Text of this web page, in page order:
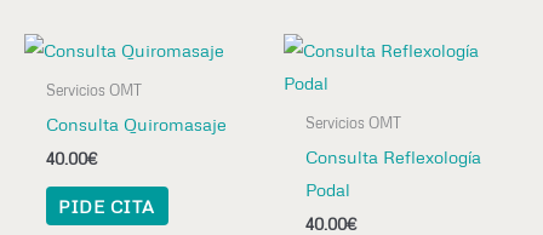
Servicios OMT
Consulta Quiromasaje
40.00€
PIDE CITA
Servicios OMT
Consulta Reflexología
Podal
40.00€